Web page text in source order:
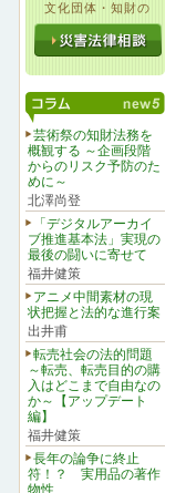
文化団体・知財の
芸術祭の知財法務を
概観する ～企画段階
からのリスク予防のた
めに～
北澤尚登
「デジタルアーカイ
ブ推進基本法」実現の
最後の闘いに寄せて
福井健策
アニメ中間素材の現
状把握と法的な進行案
出井甫
転売社会の法的問題
～転売、転売目的の購
入はどこまで自由なの
か～【アップデート
編】
福井健策
長年の論争に終止
符！？ 実用品の著作
物性